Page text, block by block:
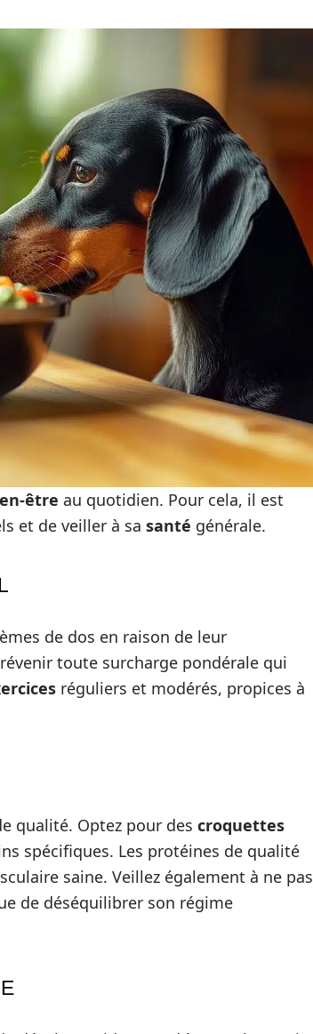
être au quotidien. Pour cela, il est
et de veiller à sa santé générale.
de dos en raison de leur
toute surcharge pondérale qui
réguliers et modérés, propices à
qualité. Optez pour des croquettes
spécifiques. Les protéines de qualité
saine. Veillez également à ne pas
de déséquilibrer son régime